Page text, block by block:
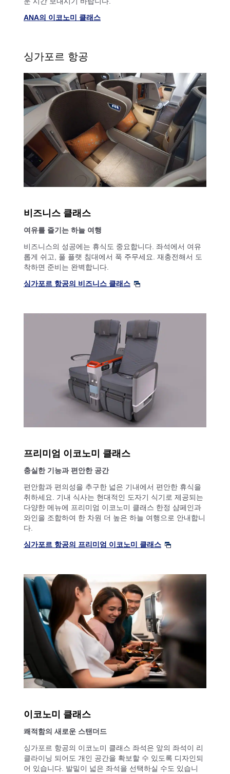
ANA의 이코노미 클래스
싱가포르 항공
비즈니스 클래스
여유를 즐기는 하늘 여행
비즈니스의 성공에는 휴식도 중요합니다. 좌석에서 여유
롭게 쉬고, 풀 플랫 침대에서 푹 주무세요. 재충전해서 도
착하면 준비는 완벽합니다.
싱가포르 항공의 비즈니스 클래스
프리미엄 이코노미 클래스
충실한 기능과 편안한 공간
편안함과 편의성을 추구한 넓은 기내에서 편안한 휴식을
취하세요. 기내 식사는 현대적인 도자기 식기로 제공되는
다양한 메뉴에 프리미엄 이코노미 클래스 한정 샴페인과
와인을 조합하여 한 차원 더 높은 하늘 여행으로 안내합니
다.
싱가포르 항공의 프리미엄 이코노미 클래스
이코노미 클래스
쾌적함의 새로운 스탠더드
싱가포르 항공의 이코노미 클래스 좌석은 앞의 좌석이 리
클라이닝 되어도 개인 공간을 확보할 수 있도록 디자인되
어 있습니다. 발밑이 넓은 좌석을 선택하실 수도 있습니